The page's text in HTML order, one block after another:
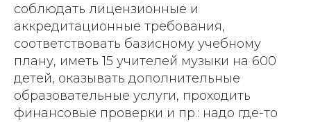
соблюдать лицензионные и
аккредитационные требования,
соответствовать базисному учебному
плану, иметь 15 учителей музыки на 600
детей, оказывать дополнительные
образовательные услуги, проходить
финансовые проверки и пр.: надо где-то